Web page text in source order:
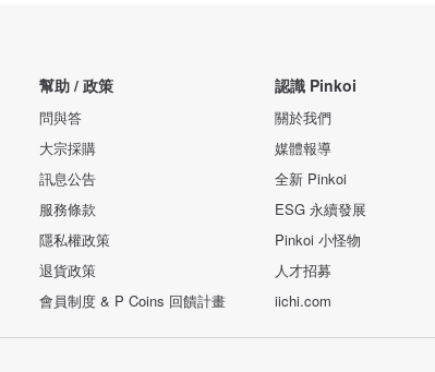
幫助 / 政策
問與答
大宗採購
訊息公告
服務條款
隱私權政策
退貨政策
會員制度 & P Coins 回饋計畫
認識 Pinkoi
關於我們
媒體報導
全新 Pinkoi
ESG 永續發展
Pinkoi 小怪物
人才招募
iichi.com